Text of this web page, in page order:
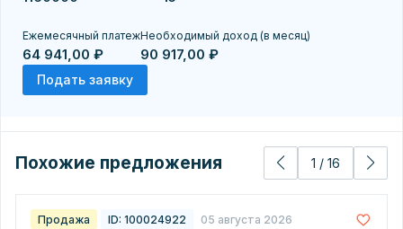
Ежемесячный платеж
64 941,00 ₽
Необходимый доход (в месяц)
90 917,00 ₽
Подать заявку
Похожие предложения 1 / 16
Продажа ID: 100024922 05 августа 2026